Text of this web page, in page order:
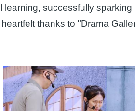
successfully
thanks to "Drama